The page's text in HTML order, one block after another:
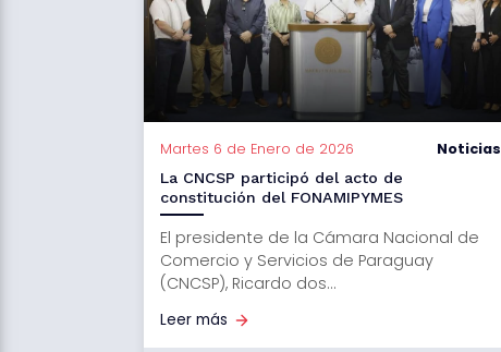
Martes 6 de Enero de 2026 Noticias
La CNCSP participó del acto de
constitución del FONAMIPYMES
El presidente de la Cámara Nacional de
Comercio y Servicios de Paraguay
(CNCSP), Ricardo dos...
Leer más